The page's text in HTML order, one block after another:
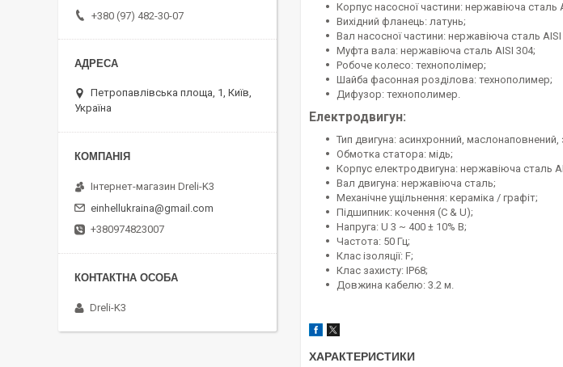
Корпус насосної частини: нержавіюча сталь
Вихідний фланець: латунь;
Вал насосної частини: нержавіюча сталь AISI
Муфта вала: нержавіюча сталь AISI 304;
Робоче колесо: технополімер;
Шайба фасонная розділова: технополимер;
Дифузор: технополимер.
Електродвигун:
Тип двигуна: асинхронний,
Обмотка статора: мідь;
Корпус електродвигуна: нержавіюча сталь
Вал двигуна: нержавіюча сталь;
Механічне ущільнення: кераміка / графіт;
Підшипник: кочення (C & U);
Напруга: U 3 ~ 400 ± 10% В;
Частота: 50 Гц;
Клас ізоляції: F;
Клас захисту: IP68;
Довжина кабелю: 3.2 м.
ХАРАКТЕРИСТИКИ
+380 (97) 482-30-07
Петропавлівська площа, 1, Київ,
Україна
Інтернет-магазин Dreli-K3
einhellukraina@gmail.com
+380974823007
Dreli-K3